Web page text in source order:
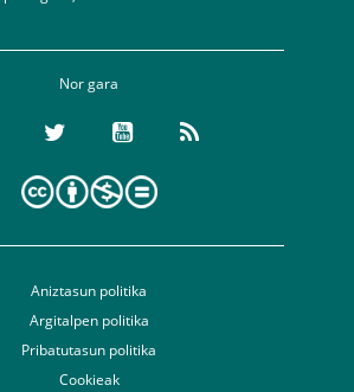
Nor gara
Aniztasun politika
Argitalpen politika
Pribatutasun politika
Cookieak